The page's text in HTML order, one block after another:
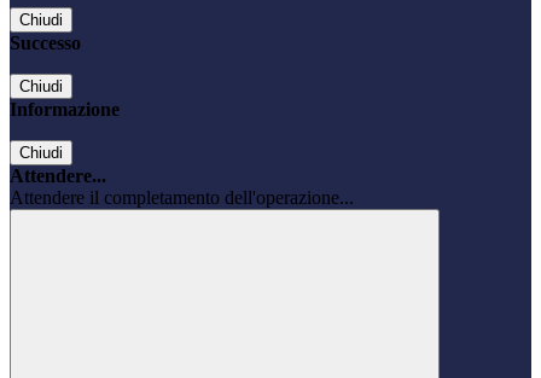
Chiudi
Successo
Chiudi
Informazione
Chiudi
Attendere...
Attendere il completamento dell'operazione...